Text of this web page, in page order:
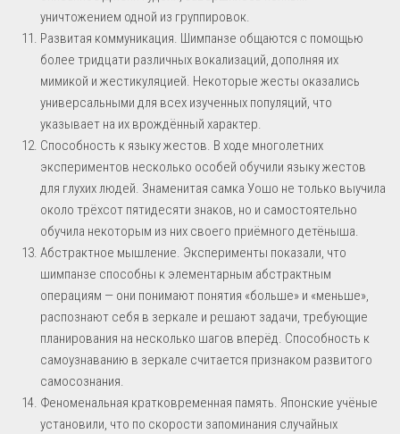
уничтожением одной из группировок.
Развитая коммуникация. Шимпанзе общаются с помощью
более тридцати различных вокализаций, дополняя их
мимикой и жестикуляцией. Некоторые жесты оказались
универсальными для всех изученных популяций, что
указывает на их врождённый характер.
Способность к языку жестов. В ходе многолетних
экспериментов несколько особей обучили языку жестов
для глухих людей. Знаменитая самка Уошо не только выучила
около трёхсот пятидесяти знаков, но и самостоятельно
обучила некоторым из них своего приёмного детёныша.
Абстрактное мышление. Эксперименты показали, что
шимпанзе способны к элементарным абстрактным
операциям — они понимают понятия «больше» и «меньше»,
распознают себя в зеркале и решают задачи, требующие
планирования на несколько шагов вперёд. Способность к
самоузнаванию в зеркале считается признаком развитого
самосознания.
Феноменальная кратковременная память. Японские учёные
установили, что по скорости запоминания случайных